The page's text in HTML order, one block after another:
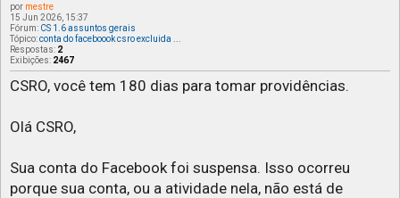
por mestre
15 Jun 2026, 15:37
Fórum: CS 1.6 assuntos gerais
Tópico:conta do faceboook csro excluida ...
Respostas: 2
Exibições: 2467
CSRO, você tem 180 dias para tomar providências.
Olá CSRO,
Sua conta do Facebook foi suspensa. Isso ocorreu
porque sua conta, ou a atividade nela, não está de